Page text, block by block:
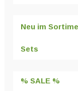
auf
gewählt
Neu im
Sets
% SALE %